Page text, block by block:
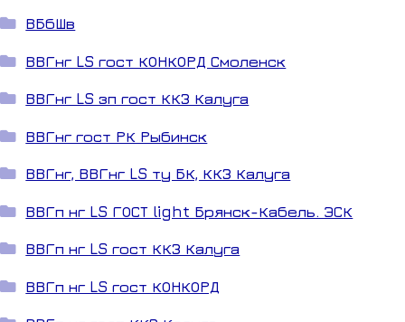
ВБбШв
ВВГнг LS гост КОНКОРД Смоленск
ВВГнг LS зп гост ККЗ Калуга
ВВГнг гост РК Рыбинск
ВВГнг, ВВГнг LS ту БК, ККЗ Калуга
ВВГп нг LS ГОСТ light Брянск-Кабель. ЭСК
ВВГп нг LS гост ККЗ Калуга
ВВГп нг LS гост КОНКОРД